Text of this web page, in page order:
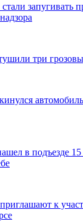
запугивать
три
в подъезде
к